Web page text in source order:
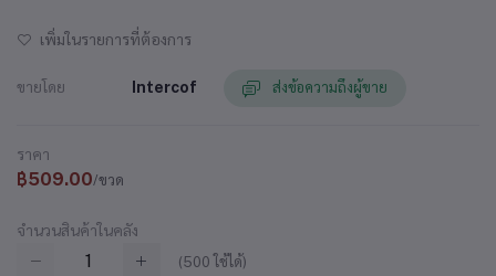
เพิ่มในรายการที่ต้องการ
ขายโดย Intercof ส่งข้อความถึงผู้ขาย
ราคา
฿509.00/ขวด
จำนวนสินค้าในคลัง
(500 ใช้ได้)